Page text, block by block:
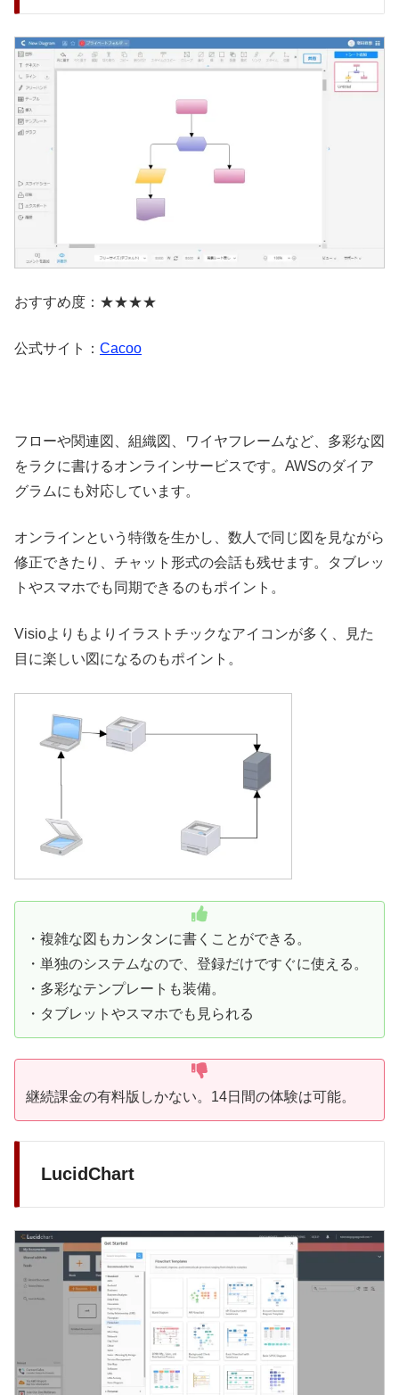
おすすめ度：★★★★
公式サイト： Cacoo
フローや関連図、組織図、ワイヤフレームなど、多彩な図
をラクに書けるオンラインサービスです。AWSのダイア
グラムにも対応しています。
オンラインという特徴を生かし、数人で同じ図を見ながら
修正できたり、チャット形式の会話も残せます。タブレッ
トやスマホでも同期できるのもポイント。
Visioよりもよりイラストチックなアイコンが多く、見た
目に楽しい図になるのもポイント。
・複雑な図もカンタンに書くことができる。
・単独のシステムなので、登録だけですぐに使える。
・多彩なテンプレートも装備。
・タブレットやスマホでも見られる
継続課金の有料版しかない。14日間の体験は可能。
LucidChart